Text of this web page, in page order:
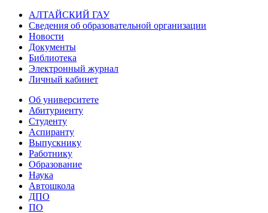
АЛТАЙСКИЙ ГАУ
Сведения об образовательной организации
Новости
Документы
Библиотека
Электронный журнал
Личный кабинет
Об университете
Абитуриенту
Студенту
Аспиранту
Выпускнику
Работнику
Образование
Наука
Автошкола
ДПО
ПО